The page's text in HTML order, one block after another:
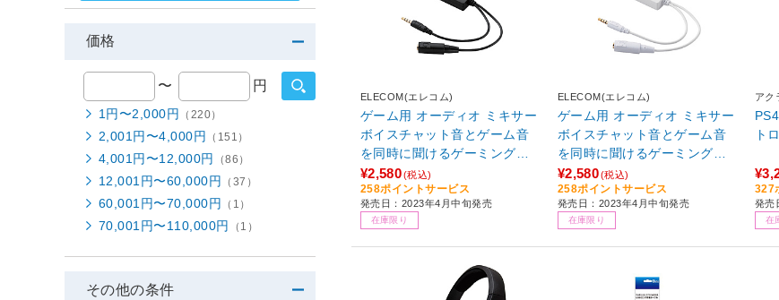
ELECOM(エレコム)
ゲーム用 オーディオ ミキサー
ボイスチャット音とゲーム音
を同時に聞けるゲーミングミ
キサー 【 Nintendo Switch PS
5 PS4 対応 】 ゲーム機USB接
続 デジタルミキサー 高音質
オーディオミキサー ブラック
¥2,580(税込)
258ポイントサービス
発売日：2023年4月中旬発売
在庫限り
ELECOM(エレコム)
ゲーム用 オーディオ ミキサー
ボイスチャット音とゲーム音
を同時に聞けるゲーミングミ
キサー 【 Nintendo Switch PS
5 PS4 対応 】 ゲーム機USB接
続 デジタルミキサー 高音質
オーディオミキサー ホワイト
フェイス
¥2,580(税込)
258ポイントサービス
発売日：2023年4月中旬発売
在庫限り
アク
ト
327
発売
在
価格
〜 円
1円〜2,000円 （220）
2,001円〜4,000円 （151）
4,001円〜12,000円 （86）
12,001円〜60,000円 （37）
60,001円〜70,000円 （1）
70,001円〜110,000円 （1）
その他の条件